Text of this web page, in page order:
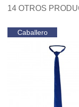
14 OTROS
Caballero